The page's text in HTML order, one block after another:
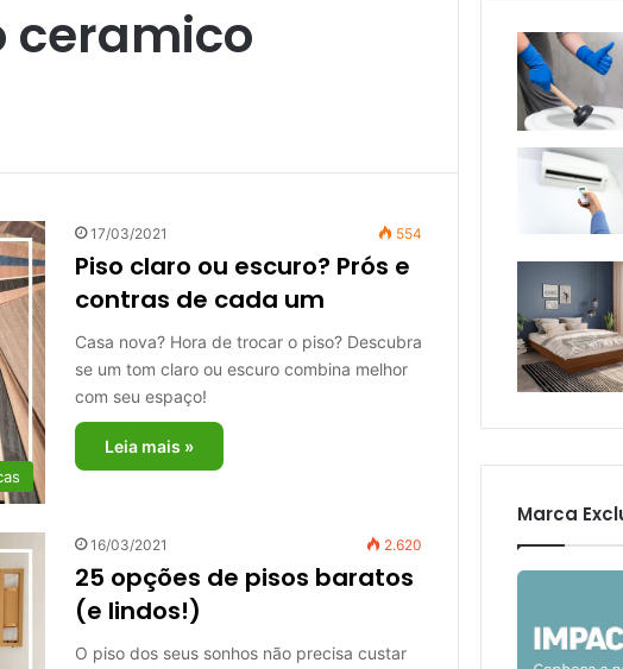
17/03/2021 554
Piso claro ou escuro? Prós e
contras de cada um
Casa nova? Hora de trocar o piso? Descubra
se um tom claro ou escuro combina melhor
com seu espaço!
Leia mais »
16/03/2021 2.620
25 opções de pisos baratos
(e lindos!)
O piso dos seus sonhos não precisa custar
Marca